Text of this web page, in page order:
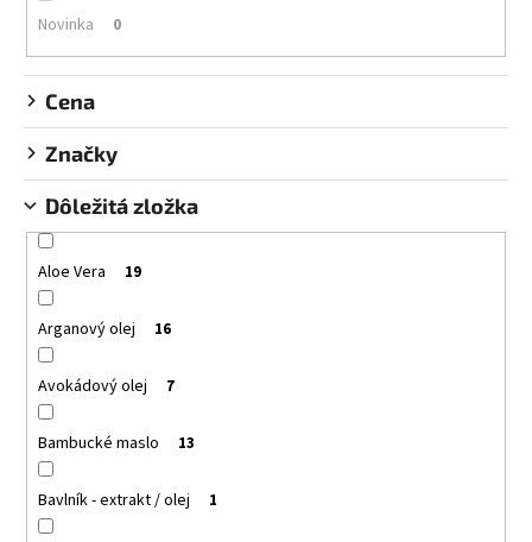
u
k
t
o
v
Novinka 0
Cena
Značky
Dôležitá zložka
Aloe Vera 19
Arganový olej 16
Avokádový olej 7
Bambucké maslo 13
Bavlník - extrakt / olej 1
á
j
s
ť
?
O